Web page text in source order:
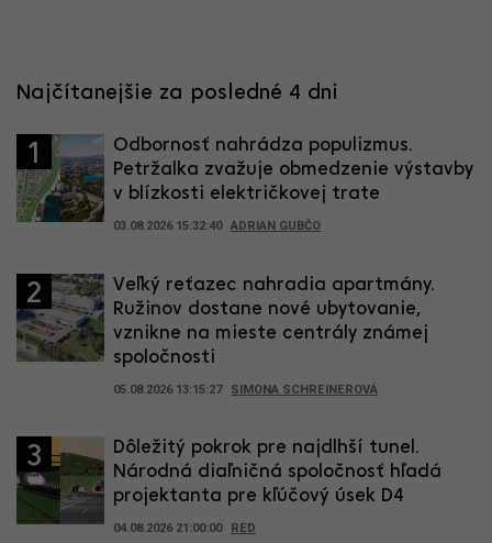
Najčítanejšie za posledné 4 dni
1
Odbornosť nahrádza populizmus.
Petržalka zvažuje obmedzenie výstavby
v blízkosti električkovej trate
03.08.2026 15:32:40 ADRIAN GUBČO
2
Veľký reťazec nahradia apartmány.
Ružinov dostane nové ubytovanie,
vznikne na mieste centrály známej
spoločnosti
05.08.2026 13:15:27 SIMONA SCHREINEROVÁ
3
Dôležitý pokrok pre najdlhší tunel.
Národná diaľničná spoločnosť hľadá
projektanta pre kľúčový úsek D4
04.08.2026 21:00:00 RED